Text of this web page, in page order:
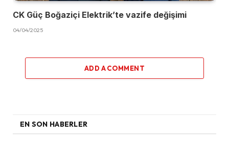
CK Güç Boğaziçi Elektrik’te vazife değişimi
04/04/2025
ADD A COMMENT
EN SON HABERLER